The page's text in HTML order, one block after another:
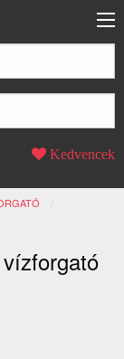
Kedvencek